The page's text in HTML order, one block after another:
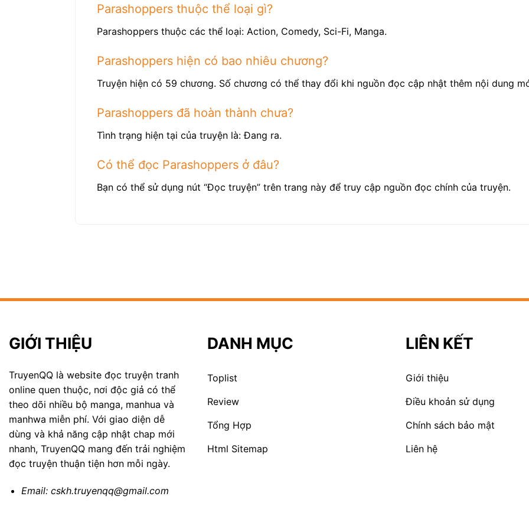
Parashoppers thuộc thể loại gì?
Parashoppers thuộc các thể loại: Action, Comedy, Sci-Fi, Manga.
Parashoppers hiện có bao nhiêu chương?
Truyện hiện có 59 chương. Số chương có thể thay đổi khi nguồn đọc cập nhật thêm nội dung
Parashoppers đã hoàn thành chưa?
Tình trạng hiện tại của truyện là: Đang ra.
Có thể đọc Parashoppers ở đâu?
Bạn có thể sử dụng nút “Đọc truyện” trên trang này để truy cập nguồn đọc chính của truyện.
GIỚI THIỆU
TruyenQQ là website đọc truyện tranh
online quen thuộc, nơi độc giả có thể
theo dõi nhiều bộ manga, manhua và
manhwa miễn phí. Với giao diện dễ
dùng và khả năng cập nhật chap mới
nhanh, TruyenQQ mang đến trải nghiệm
đọc truyện thuận tiện hơn mỗi ngày.
Email: cskh.truyenqq@gmail.com
DANH MỤC
Toplist
Review
Tổng Hợp
Html Sitemap
LIÊN KẾT
Giới thiệu
Điều khoản sử dụng
Chính sách bảo mật
Liên hệ